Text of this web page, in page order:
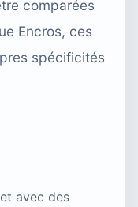
comparées
Encros, ces
spécificités
avec des